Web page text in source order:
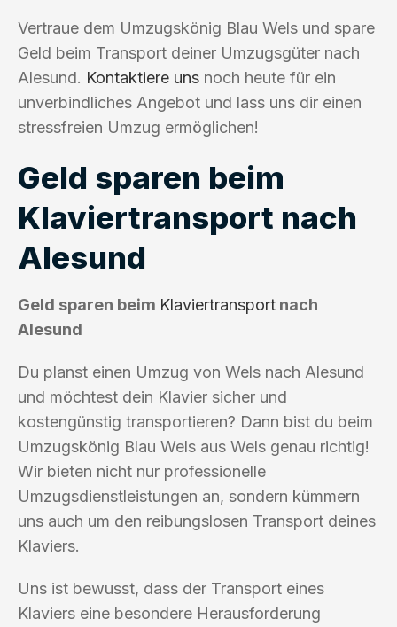
Vertraue dem Umzugskönig Blau Wels und spare
Geld beim Transport deiner Umzugsgüter nach
Alesund. Kontaktiere uns noch heute für ein
unverbindliches Angebot und lass uns dir einen
stressfreien Umzug ermöglichen!
Geld sparen beim
Klaviertransport nach
Alesund
Geld sparen beim Klaviertransport nach
Alesund
Du planst einen Umzug von Wels nach Alesund
und möchtest dein Klavier sicher und
kostengünstig transportieren? Dann bist du beim
Umzugskönig Blau Wels aus Wels genau richtig!
Wir bieten nicht nur professionelle
Umzugsdienstleistungen an, sondern kümmern
uns auch um den reibungslosen Transport deines
Klaviers.
Uns ist bewusst, dass der Transport eines
Klaviers eine besondere Herausforderung